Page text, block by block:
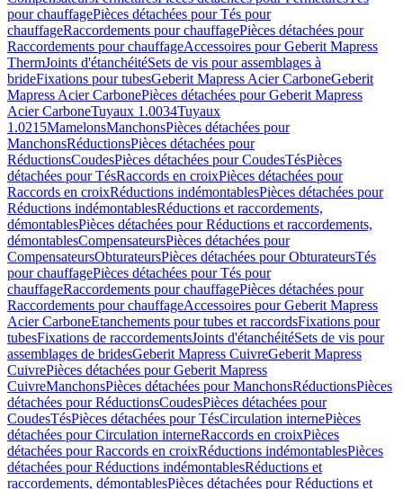
pour chauffagePièces détachées pour Tés pour
chauffageRaccordements pour chauffagePièces détachées pour
Raccordements pour chauffageAccessoires pour Geberit Mapress
ThermJoints d'étanchéitéSets de vis pour assemblages à
brideFixations pour tubesGeberit Mapress Acier CarboneGeberit
Mapress Acier CarbonePièces détachées pour Geberit Mapress
Acier CarboneTuyaux 1.0034Tuyaux
1.0215MamelonsManchonsPièces détachées pour
ManchonsRéductionsPièces détachées pour
RéductionsCoudesPièces détachées pour CoudesTésPièces
détachées pour TésRaccords en croixPièces détachées pour
Raccords en croixRéductions indémontablesPièces détachées pour
Réductions indémontablesRéductions et raccordements,
démontablesPièces détachées pour Réductions et raccordements,
démontablesCompensateursPièces détachées pour
CompensateursObturateursPièces détachées pour ObturateursTés
pour chauffagePièces détachées pour Tés pour
chauffageRaccordements pour chauffagePièces détachées pour
Raccordements pour chauffageAccessoires pour Geberit Mapress
Acier CarboneEtanchements pour tubes et raccordsFixations pour
tubesFixations de raccordementsJoints d'étanchéitéSets de vis pour
assemblages de bridesGeberit Mapress CuivreGeberit Mapress
CuivrePièces détachées pour Geberit Mapress
CuivreManchonsPièces détachées pour ManchonsRéductionsPièces
détachées pour RéductionsCoudesPièces détachées pour
CoudesTésPièces détachées pour TésCirculation internePièces
détachées pour Circulation interneRaccords en croixPièces
détachées pour Raccords en croixRéductions indémontablesPièces
détachées pour Réductions indémontablesRéductions et
raccordements, démontablesPièces détachées pour Réductions et